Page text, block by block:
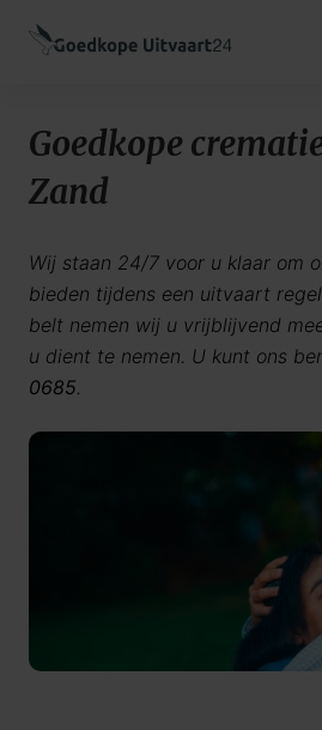
Goedkope
Zand
Wij staan 24/7 voor u klaar om
bieden tijdens een uitvaart
belt nemen wij u vrijblijvend
u dient te nemen. U kunt ons
0685.